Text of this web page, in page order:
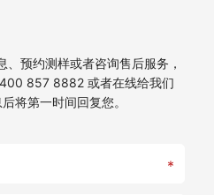
预约测样或者咨询售后服务，
857 8882 或者在线给我们
将第一时间回复您。
*